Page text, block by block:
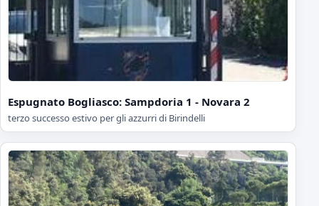
Espugnato Bogliasco: Sampdoria 1 - Novara 2
terzo successo estivo per gli azzurri di Birindelli